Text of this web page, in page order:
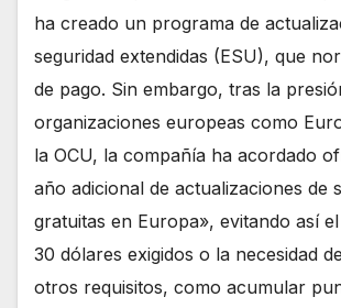
ha creado un programa de
seguridad extendidas (ESU), que
de pago. Sin embargo, tras la
organizaciones europeas como
la OCU, la compañía ha acordado
año adicional de actualizaciones de
gratuitas en Europa», evitando así
30 dólares exigidos o la necesidad
otros requisitos, como acumular